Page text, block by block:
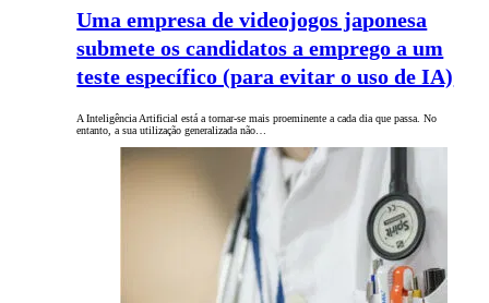
Uma empresa de videojogos japonesa
submete os candidatos a emprego a um
teste específico (para evitar o uso de IA)
A Inteligência Artificial está a tornar-se mais proeminente a cada dia que passa. No
entanto, a sua utilização generalizada não…